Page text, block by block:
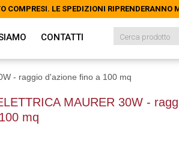
COMPRESI. LE SPEDIZIONI RIPRENDERANNO
CONTATTI
- raggio d'azione fino a 100 mq
MAURER 30W -
mq
COMPRESI. LE SPEDIZIONI RIPRENDERANNO